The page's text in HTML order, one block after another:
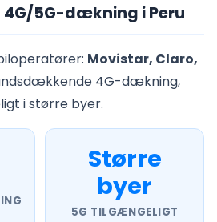
5G-dækning i Peru
Movistar, Claro,
4G-dækning,
i større byer.
Større
byer
5G TILGÆNGELIGT